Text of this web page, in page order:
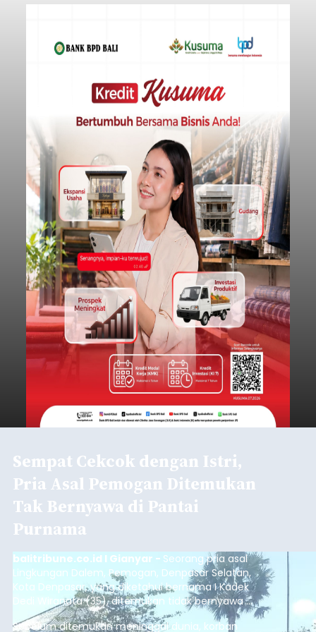
Sempat Cekcok dengan Istri,
Pria Asal Pemogan Ditemukan
Tak Bernyawa di Pantai
Purnama
balitribune.co.id I Gianyar - Seorang pria asal
Lingkungan Dalem, Pemogan, Denpasar Selatan,
Kota Denpasar, yang diketahui bernama I Kadek
Dedi Wiranata (35), ditemukan tidak bernyawa di
pesisir Pantai Purnama, Sukawati.
Sebelum ditemukan meninggal dunia, korban